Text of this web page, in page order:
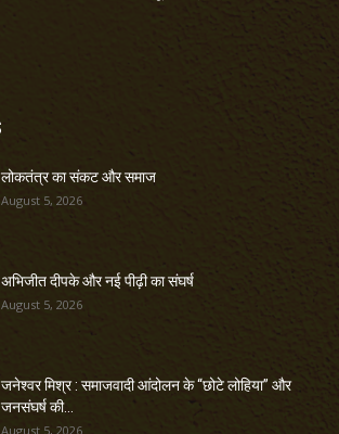
लोकतंत्र का संकट और समाज
August 5, 2026
अभिजीत दीपके और नई पीढ़ी का संघर्ष
August 5, 2026
जनेश्वर मिश्र : समाजवादी आंदोलन के “छोटे लोहिया” और
जनसंघर्ष की...
August 5, 2026